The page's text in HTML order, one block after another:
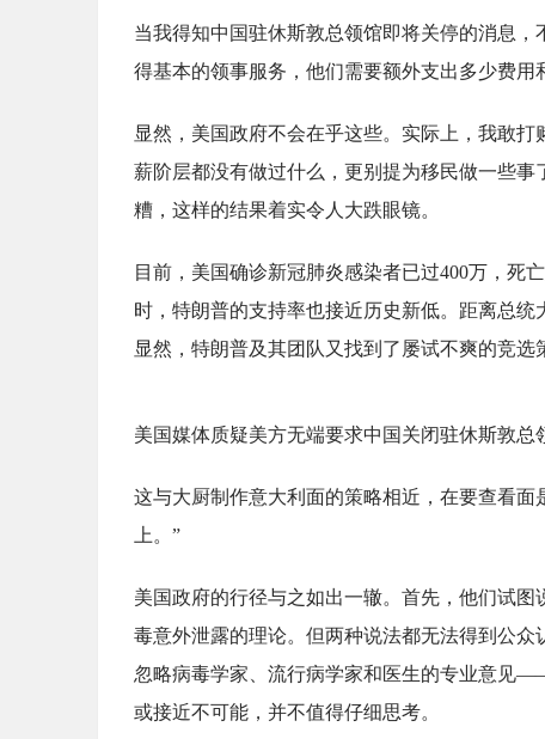
当我得知中国驻休斯敦总领馆即将关停的消息
得基本的领事服务，他们需要额外支出多少费用
显然，美国政府不会在乎这些。实际上，我敢
薪阶层都没有做过什么，更别提为移民做一些
糟，这样的结果着实令人大跌眼镜。
目前，美国确诊新冠肺炎感染者已过400万，死
时，特朗普的支持率也接近历史新低。距离总
显然，特朗普及其团队又找到了屡试不爽的竞选
美国媒体质疑美方无端要求中国关闭驻休斯敦总
这与大厨制作意大利面的策略相近，在要查看
上。”
美国政府的行径与之如出一辙。首先，他们试
毒意外泄露的理论。但两种说法都无法得到公
忽略病毒学家、流行病学家和医生的专业意见
或接近不可能，并不值得仔细思考。